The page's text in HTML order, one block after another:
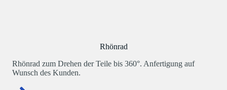
Rhönrad
Rhönrad zum Drehen der Teile bis 360°. Anfertigung auf
Wunsch des Kunden.